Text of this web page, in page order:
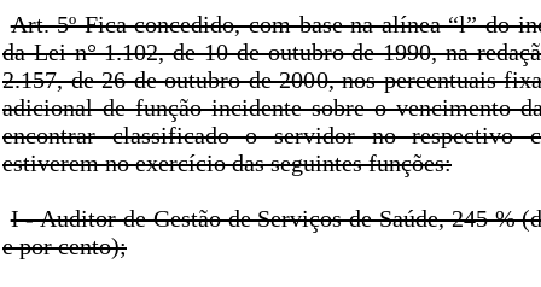
Art. 5º Fica concedido, com base na alínea “l” do
da Lei n° 1.102, de 10 de outubro de 1990, na
2.157, de 26 de outubro de 2000, nos percentuais
adicional de função incidente sobre o vencimento
encontrar classificado o servidor no respectivo
estiverem no exercício das seguintes funções:
I - Auditor de Gestão de Serviços de Saúde, 245 %
e por cento);